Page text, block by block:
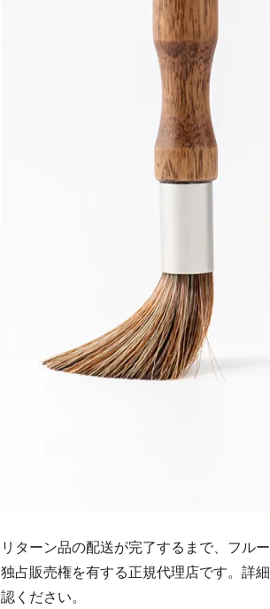
リターン品の配送が完了するまで、フル
独占販売権を有する正規代理店です。詳
認ください。